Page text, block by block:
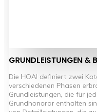
GRUNDLEISTUNGEN &
Die HOAI definiert zwei
verschiedenen Phasen
Grundleistungen, die für
Grundhonorar enthalten